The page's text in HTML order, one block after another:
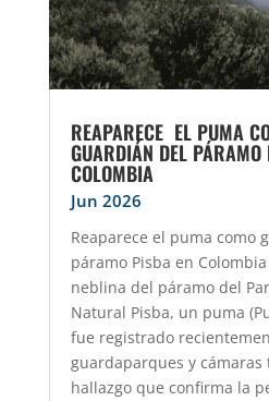
REAPARECE EL PUMA
GUARDIÁN DEL PÁRAMO
COLOMBIA
Jun 2026
Reaparece el puma como
páramo Pisba en
neblina del páramo del
Natural Pisba, un puma
fue registrado
guardaparques y cámaras
hallazgo que confirma la